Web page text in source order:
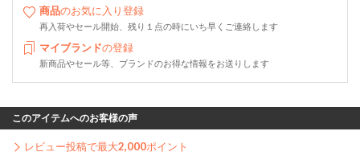
商品のお気に入り登録
再入荷やセール開始、残り１点の時にいち早くご連絡します
マイブランドの登録
新商品やセール等、ブランドのお得な情報をお送りします
このアイテムへのお客様の声
レビュー投稿で最大2,000ポイント